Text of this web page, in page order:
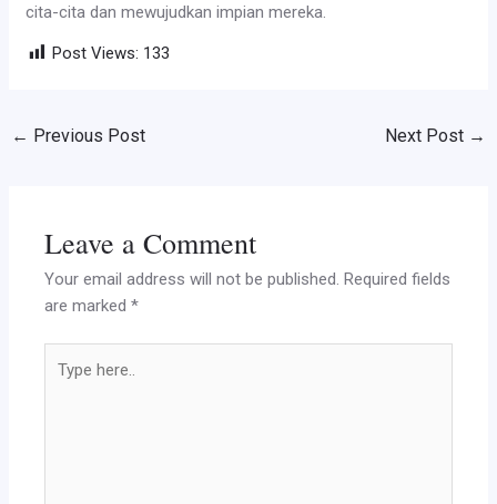
cita-cita dan mewujudkan impian mereka.
Post Views: 133
← Previous Post Next Post →
Leave a Comment
Your email address will not be published. Required fields
are marked*
here..